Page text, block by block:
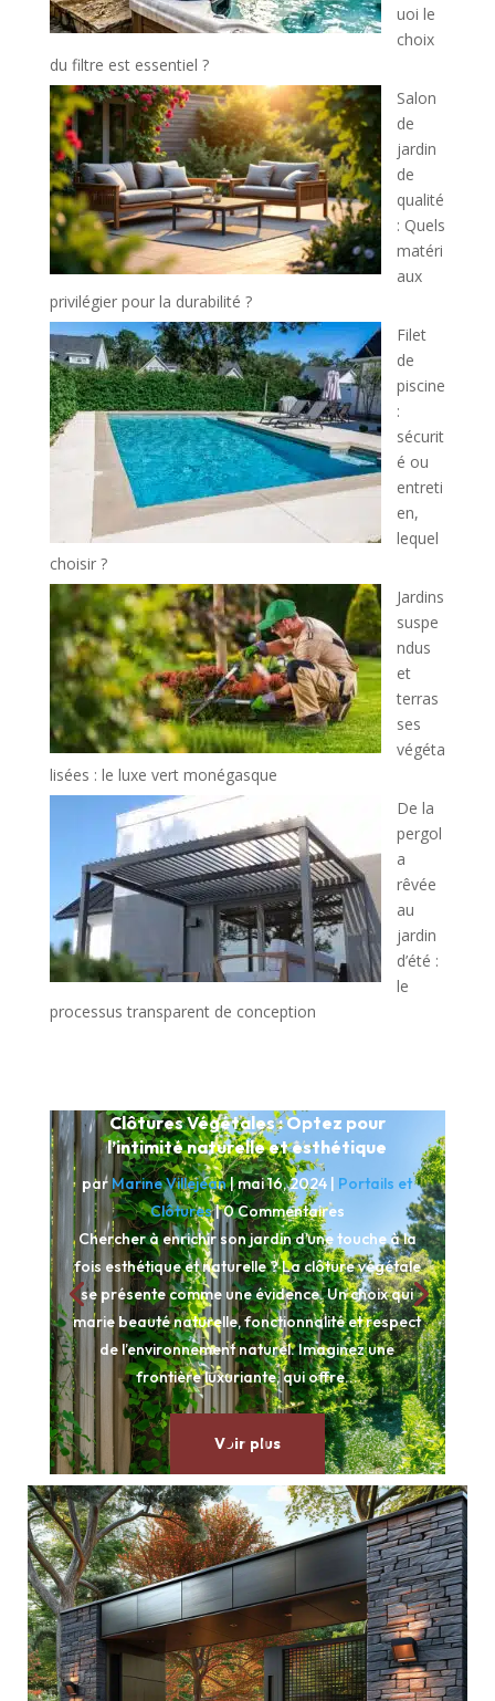
uoi le
choix
du filtre est essentiel ?
Salon
de
jardin
de
qualité
: Quels
matéri
aux
privilégier pour la durabilité ?
Filet
de
piscine
:
sécurit
é ou
entreti
en,
lequel
choisir ?
Jardins
suspe
ndus
et
terras
ses
végéta
lisées : le luxe vert monégasque
De la
pergol
a
rêvée
au
jardin
d’été :
le
processus transparent de conception
Clôtures Végétales : Optez pour
l’intimité naturelle et esthétique
par Marine Villejean|mai 16, 2024 | Portails et
Clôtures| 0 Commentaires
Chercher à enrichir son jardin d’une touche à la
fois esthétique et naturelle ? La clôture végétale
se présente comme une évidence. Un choix qui
marie beauté naturelle, fonctionnalité et respect
de l’environnement naturel. Imaginez une
frontière luxuriante, qui offre...
Voir plus